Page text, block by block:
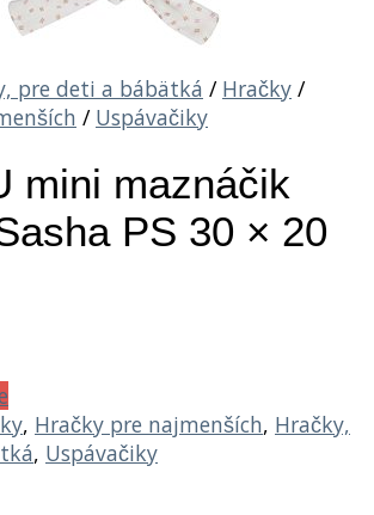
pre deti a bábätká / Hračky /
/ Uspávačiky
mini maznáčik
PS 30 × 20
, Hračky pre najmenších, Hračky,
, Uspávačiky